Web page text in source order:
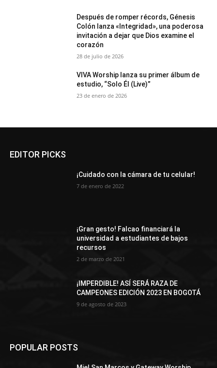
Después de romper récords, Génesis
Colón lanza «Integridad», una poderosa
invitación a dejar que Dios examine el
corazón
28 de julio de 2026
VIVA Worship lanza su primer álbum de
estudio, “Solo Él (Live)”
23 de enero de 2026
EDITOR PICKS
¡Cuidado con la cámara de tu celular!
7 de enero de 2022
¡Gran gesto! Falcao financiará la
universidad a estudiantes de bajos
recursos
2 de marzo de 2021
¡IMPERDIBLE! ASÍ SERÁ RAZA DE
CAMPEONES EDICIÓN 2023 EN BOGOTÁ
9 de agosto de 2023
POPULAR POSTS